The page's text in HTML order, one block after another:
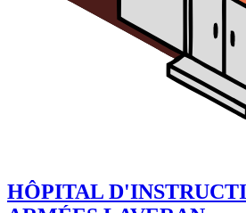
HÔPITAL